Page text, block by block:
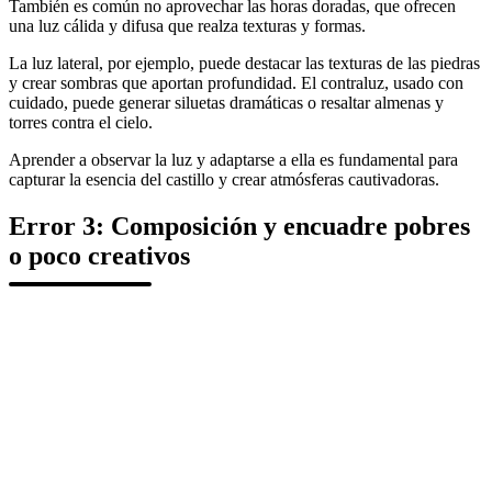
También es común no aprovechar las horas doradas, que ofrecen
una luz cálida y difusa que realza texturas y formas.
La luz lateral, por ejemplo, puede destacar las texturas de las piedras
y crear sombras que aportan profundidad. El contraluz, usado con
cuidado, puede generar siluetas dramáticas o resaltar almenas y
torres contra el cielo.
Aprender a observar la luz y adaptarse a ella es fundamental para
capturar la esencia del castillo y crear atmósferas cautivadoras.
Error 3: Composición y encuadre pobres
o poco creativos